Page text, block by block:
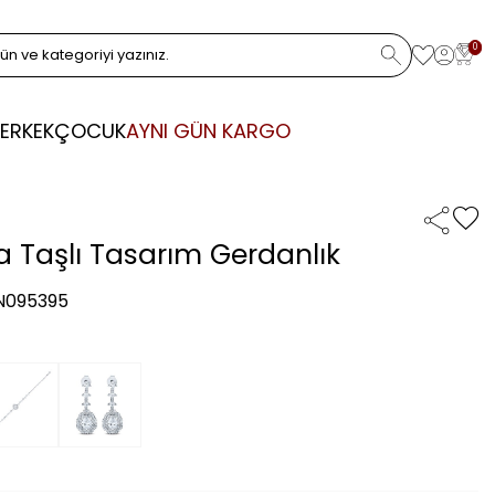
0
ERKEKÇOCUKAYNI GÜN KARGO
Taşlı Tasarım Gerdanlık